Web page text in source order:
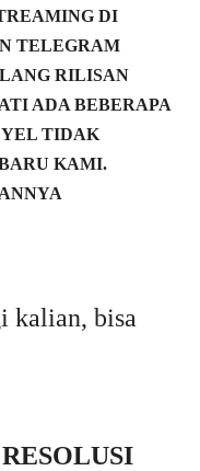
DI
TELEGRAM
RILISAN
ADA BEBERAPA
TIDAK
KAMI.
kalian, bisa